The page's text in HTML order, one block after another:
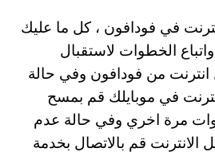
في فودافون ، كل ما عليك
الخطوات لاستقبال
انترنت من فودافون وفي حالة
في موبايلك قم بمسح
مرة اخري وفي حالة عدم
الانترنت قم بالاتصال بخدمة